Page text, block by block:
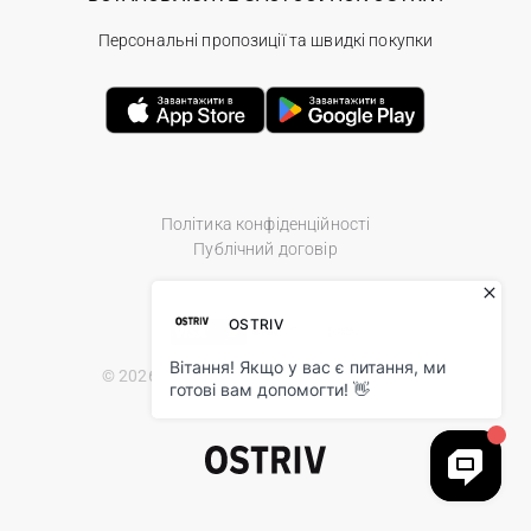
Політика конфіденційності
Публічний договір
© 2026 Ostriv.ua Store. All Rights Reserved.
Персональні пропозиції та швидкі покупки